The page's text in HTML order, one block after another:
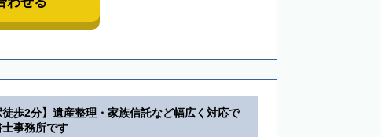
徒歩2分】遺産整理・家族信託など幅広く対応で
士事務所です